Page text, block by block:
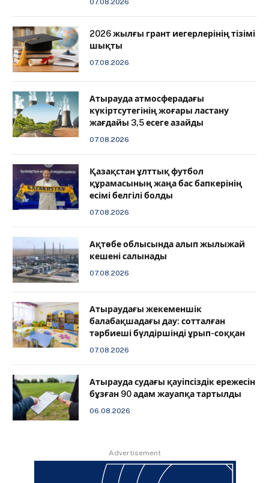
2026 жылғы грант иегерлерінің тізімі
шықты
07.08.2026
Атырауда атмосферадағы
күкіртсутегінің жоғары ластану
жағдайы 3,5 есеге азайды
07.08.2026
Қазақстан ұлттық футбол
құрамасының жаңа бас бапкерінің
есімі белгілі болды
07.08.2026
Ақтөбе облысында алып жылыжай
кешені салынады
07.08.2026
Атыраудағы жекеменшік
балабақшадағы дау: сотталған
тәрбиеші бүлдіршінді ұрып-соққан
07.08.2026
Атырауда судағы қауіпсіздік ережесін
бұзған 90 адам жауапқа тартылды
06.08.2026
Advertisement